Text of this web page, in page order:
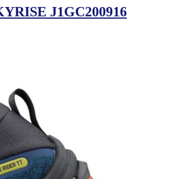
J1GC200916